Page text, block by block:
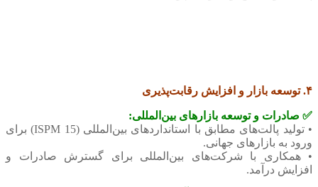
۴. توسعه بازار و افزایش رقابت‌پذیری
✅ صادرات و توسعه بازارهای بین‌المللی:
• تولید پالت‌های مطابق با استانداردهای بین‌المللی (ISPM 15) برای
ورود به بازارهای جهانی.
• همکاری با شرکت‌های بین‌المللی برای گسترش صادرات و
افزایش درآمد.